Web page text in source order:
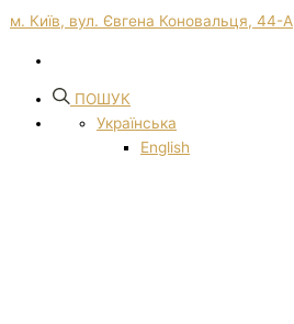
м. Київ, вул. Євгена Коновальця, 44-А
ПОШУК
Українська
English